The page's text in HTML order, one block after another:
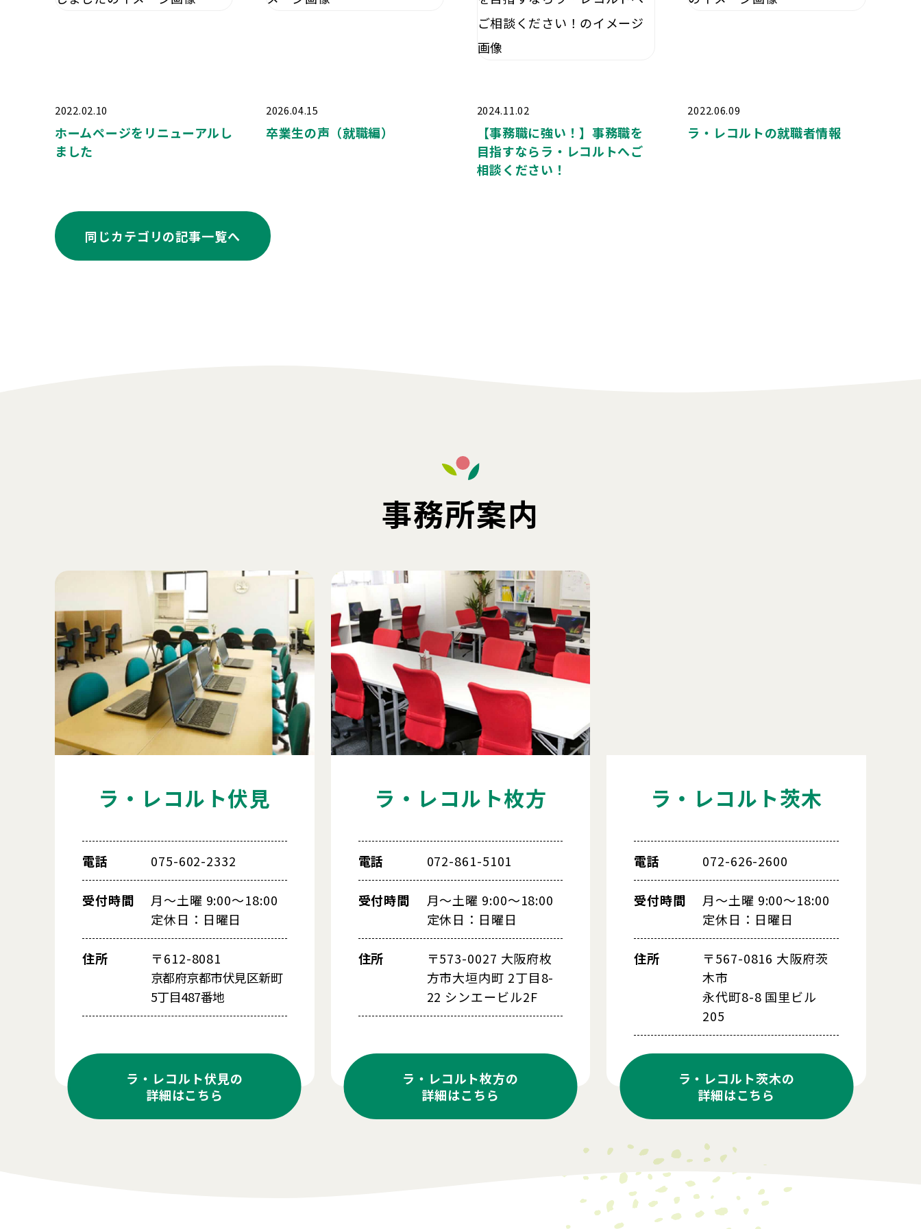
2022.02.10
ホームページをリニューアルし
ました
2026.04.15
卒業生の声（就職編）
2024.11.02
【事務職に強い！】事務職を
目指すならラ・レコルトへご
相談ください！
2022.06.09
ラ・レコルトの就職者情報
同じカテゴリの記事⼀覧へ
事務所案内
ラ・レコルト伏見
電話 075-602-2332
受付時間
月～土曜 9:00～18:00
定休日：日曜日
住所
〒612-8081
京都府京都市伏見区新町
5丁目487番地
ラ・レコルト伏見の
詳細はこちら
ラ・レコルト枚方
電話 072-861-5101
受付時間
月～土曜 9:00～18:00
定休日：日曜日
住所
〒573-0027 大阪府枚
方市大垣内町 2丁目8-
22 シンエービル2F
ラ・レコルト枚方の
詳細はこちら
ラ・レコルト茨木
電話 072-626-2600
受付時間
月～土曜 9:00～18:00
定休日：日曜日
住所
〒567-0816 大阪府茨
木市
永代町8-8 国里ビル
205
ラ・レコルト茨木の
詳細はこちら